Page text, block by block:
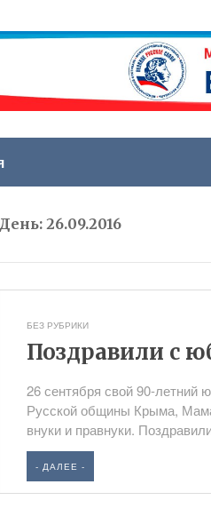
День:26.09.2016
БЕЗ РУБРИКИ
Поздравили с
26 сентября свой 90-летний
Русской общины Крыма,
внуки и правнуки.
- ДАЛЕЕ -